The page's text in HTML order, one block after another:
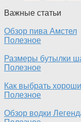
Важные статьи
Обзор пива Амстел
Полезное
Размеры бутылки
Полезное
Как выбрать
Полезное
Обзор водки